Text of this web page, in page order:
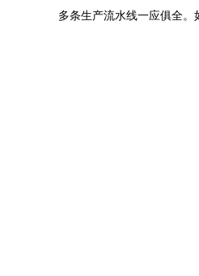
多条生产流水线一应俱全